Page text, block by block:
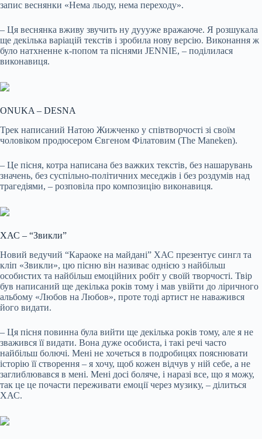
запис веснянки «Нема льоду, нема переходу».
– Ця веснянка вживу звучить ну дуууже вражаюче. Я розшукала
ще декілька варіацій текстів і зробила нову версію. Виконання ж
було натхненне к-попом та піснями JENNIE, – поділилася
виконавиця.
ONUKA – DESNA
Трек написаний Натою Жижченко у співтворчості зі своїм
чоловіком продюсером Євгеном Філатовим (The Maneken).
– Це пісня, котра написана без важких текстів, без нашарувань
значень, без суспільно-політичних меседжів і без роздумів над
трагедіями, – розповіла про композицію виконавиця.
ХАС – “Звикли”
Новий ведучий “Караоке на майдані” ХАС презентує сингл та
кліп «Звикли», цю пісню він називає однією з найбільш
особистих та найбільш емоційних робіт у своїй творчості. Твір
був написаний ще декілька років тому і мав увійти до ліричного
альбому «Любов на Любов», проте тоді артист не наважився
його видати.
– Ця пісня повинна була вийти ще декілька років тому, але я не
зважився її видати. Вона дуже особиста, і такі речі часто
найбільш болючі. Мені не хочеться в подробицях пояснювати
історію її створення – я хочу, щоб кожен відчув у ній себе, а не
заглиблювався в мені. Мені досі боляче, і наразі все, що я можу,
так це це почасти переживати емоції через музику, – ділиться
ХАС.